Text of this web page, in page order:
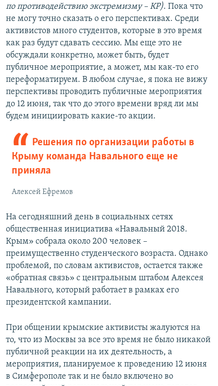
по противодействию экстремизму – КР). Пока что
не могу точно сказать о его перспективах. Среди
активистов много студентов, которые в это время
как раз будут сдавать сессию. Мы еще это не
обсуждали конкретно, может быть, будет
публичное мероприятие, а может, мы как-то его
переформатируем. В любом случае, я пока не вижу
перспективы проводить публичные мероприятия
до 12 июня, так что до этого времени вряд ли мы
будем инициировать какие-то акции.
Решения по организации работы в
Крыму команда Навального еще не
приняла
Алексей Ефремов
На сегодняшний день в социальных сетях
общественная инициатива «Навальный 2018.
Крым» собрала около 200 человек –
преимущественно студенческого возраста. Однако
проблемой, по словам активистов, остается также
«обратная связь» с центральным штабом Алексея
Навального, который работает в рамках его
президентской кампании.
При общении крымские активисты жалуются на
то, что из Москвы за все это время не было никакой
публичной реакции на их деятельность, а
мероприятия, планируемое к проведению 12 июня
в Симферополе так и не было включено во